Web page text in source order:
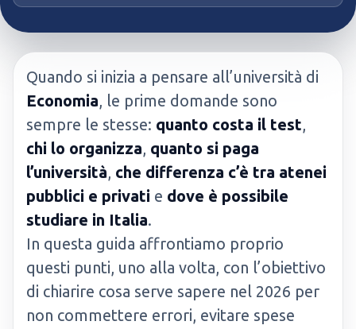
Quando si inizia a pensare all’università di
Economia, le prime domande sono
sempre le stesse: quanto costa il test,
chi lo organizza, quanto si paga
l’università, che differenza c’è tra atenei
pubblici e privati e dove è possibile
studiare in Italia.
In questa guida affrontiamo proprio
questi punti, uno alla volta, con l’obiettivo
di chiarire cosa serve sapere nel 2026 per
non commettere errori, evitare spese